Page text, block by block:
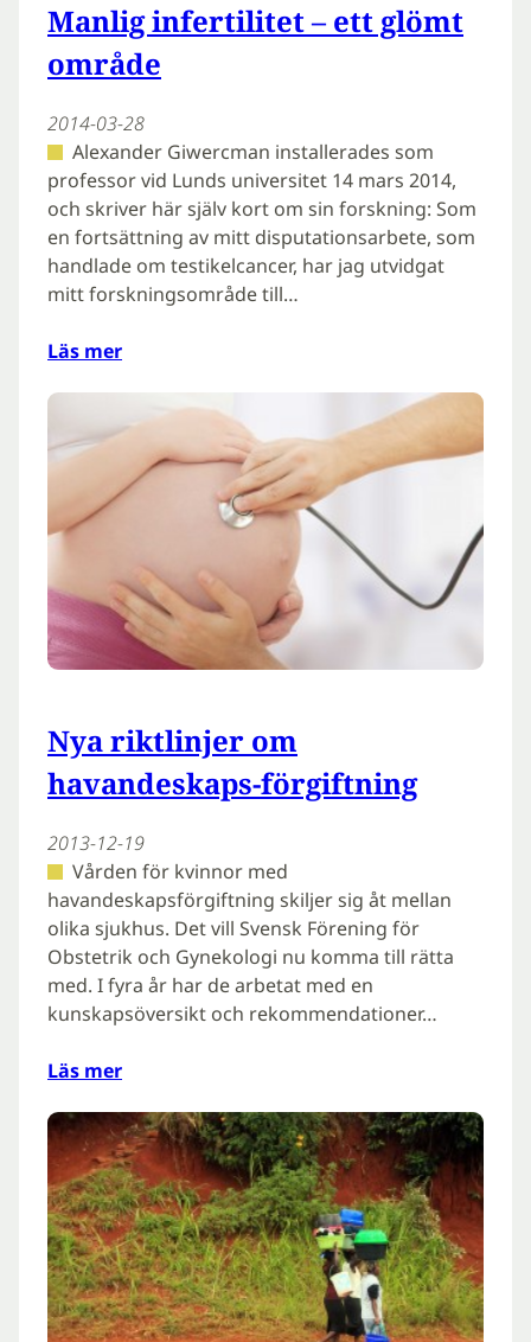
Manlig infertilitet – ett glömt
område
2014-03-28
Alexander Giwercman installerades som
professor vid Lunds universitet 14 mars 2014,
och skriver här själv kort om sin forskning: Som
en fortsättning av mitt disputationsarbete, som
handlade om testikelcancer, har jag utvidgat
mitt forskningsområde till…
Läs mer
Nya riktlinjer om
havandeskaps-förgiftning
2013-12-19
Vården för kvinnor med
havandeskapsförgiftning skiljer sig åt mellan
olika sjukhus. Det vill Svensk Förening för
Obstetrik och Gynekologi nu komma till rätta
med. I fyra år har de arbetat med en
kunskapsöversikt och rekommendationer…
Läs mer